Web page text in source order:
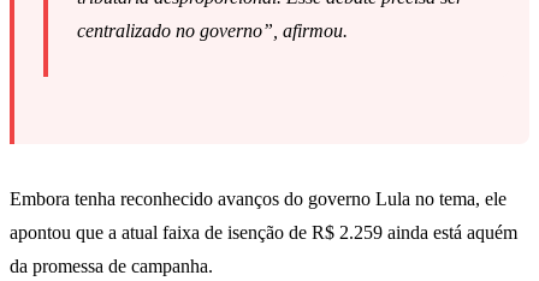
centralizado no governo”, afirmou.
Embora tenha reconhecido avanços do governo Lula no tema, ele
apontou que a atual faixa de isenção de R$ 2.259 ainda está aquém
da promessa de campanha.